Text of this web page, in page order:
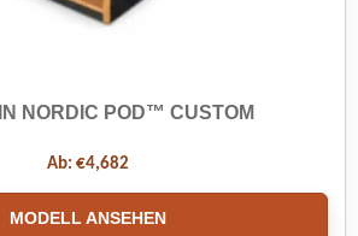
NORDIC POD™ CUSTOM
Ab: €4,682
MODELL ANSEHEN